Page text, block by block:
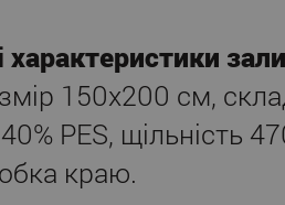
характеристики
150x200 см,
PES, щільність
краю.